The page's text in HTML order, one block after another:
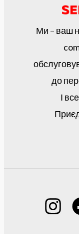
Ми – ваш
до
І